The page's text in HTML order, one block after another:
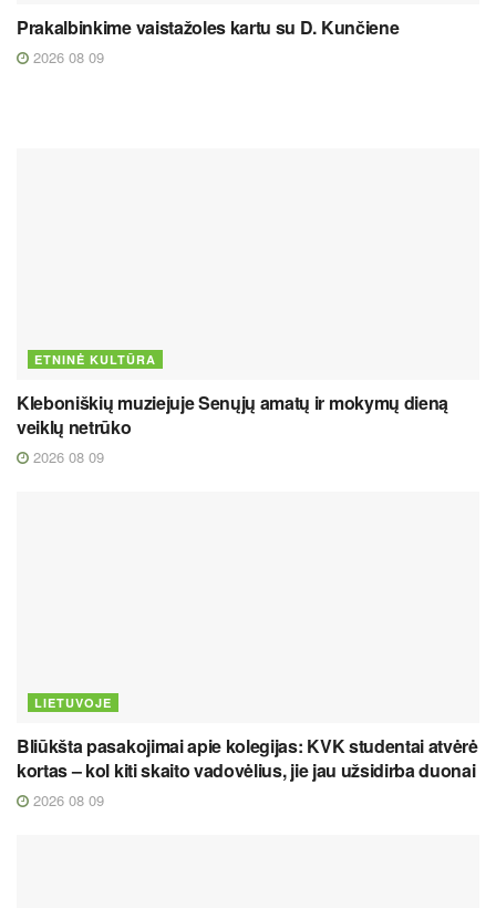
Prakalbinkime vaistažoles kartu su D. Kunčiene
2026 08 09
ETNINĖ KULTŪRA
Kleboniškių muziejuje Senųjų amatų ir mokymų dieną
veiklų netrūko
2026 08 09
LIETUVOJE
Bliūkšta pasakojimai apie kolegijas: KVK studentai atvėrė
kortas – kol kiti skaito vadovėlius, jie jau užsidirba duonai
2026 08 09